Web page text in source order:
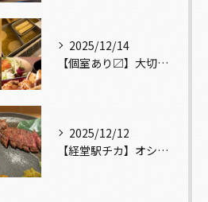
2025/12/14
【個室あり〼】大切な記念日、お祝い事でのご来店ぜひお待ちして...
2025/12/12
【経堂駅チカ】オシャレ居酒屋🏮自慢のお肉が楽しめる🐃お得なコ...